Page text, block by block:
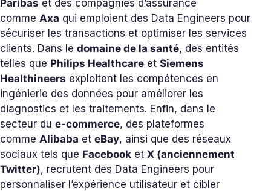
Paribas et des compagnies d’assurance
comme Axa qui emploient des Data Engineers pour
sécuriser les transactions et optimiser les services
clients. Dans le domaine de la santé, des entités
telles que Philips Healthcare et Siemens
Healthineers exploitent les compétences en
ingénierie des données pour améliorer les
diagnostics et les traitements. Enfin, dans le
secteur du e-commerce, des plateformes
comme Alibaba et eBay, ainsi que des réseaux
sociaux tels que Facebook et X (anciennement
Twitter), recrutent des Data Engineers pour
personnaliser l’expérience utilisateur et cibler